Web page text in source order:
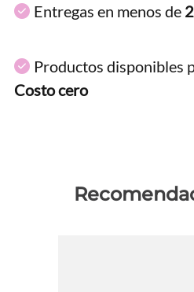
Entregas en menos de
Productos disponibles
Costo cero